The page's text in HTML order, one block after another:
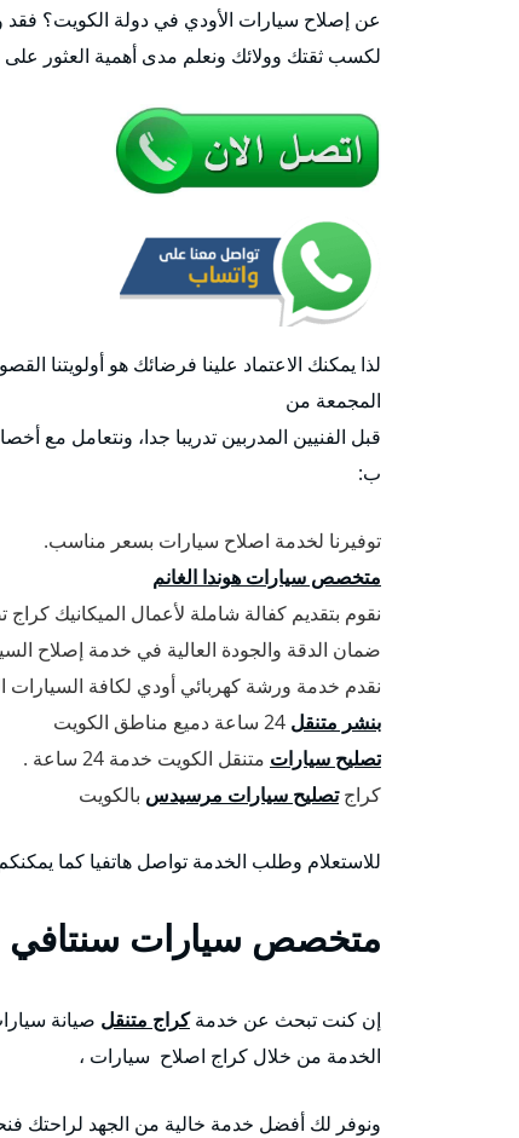
عن إصلاح سيارات الأودي في دولة الكويت؟ فقد
لكسب ثقتك وولائك ونعلم مدى أهمية العثور
لذا يمكنك الاعتماد علينا فرضائك هو أولويتنا
المجمعة من
قبل الفنيين المدربين تدريبا جدا، ونتعامل مع
ب:
توفيرنا لخدمة اصلاح سيارات بسعر مناسب.
متخصص سيارات هوندا الغانم
نقوم بتقديم كفالة شاملة لأعمال الميكانيك
ضمان الدقة والجودة العالية في خدمة إصلاح
نقدم خدمة ورشة كهربائي أودي لكافة السيارات
بنشر متنقل
تصليح سيارات متنقل الكويت خدمة 24 ساعة .
كراجتصليح سيارات مرسيدس بالكويت
للاستعلام وطلب الخدمة تواصل هاتفيا كما
متخصص سيارات سنتافي
إن كنت تبحث عن خدمةكراج متنقل صيانة
الخدمة من خلال كراج اصلاح سيارات ،
ونوفر لك أفضل خدمة خالية من الجهد لراحتك